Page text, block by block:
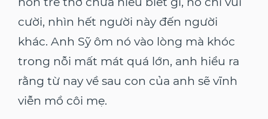
cười, nhìn hết người này đến người
khác. Anh Sỹ ôm nó vào lòng mà khóc
trong nỗi mất mát quá lớn, anh hiểu ra
rằng từ nay về sau con của anh sẽ vĩnh
viễn mồ côi mẹ.